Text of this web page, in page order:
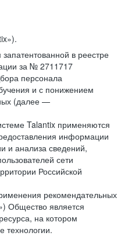
в реестре
за № 2711717
персонала
и с понижением
(далее —
Talantix применяются
информации
и анализа сведений,
сети
Российской
рекомендательных
Общество является
на котором
технологии.